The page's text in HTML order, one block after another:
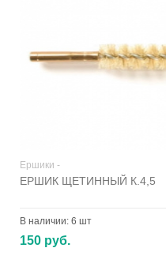
Ершики -
ЕРШИК ЩЕТИННЫЙ К.4,5
В наличии: 6 шт
150 руб.